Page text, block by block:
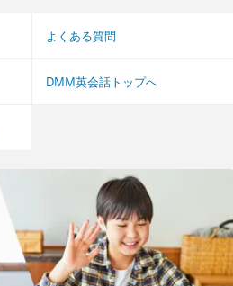
よくある質問
DMM英会話トップへ